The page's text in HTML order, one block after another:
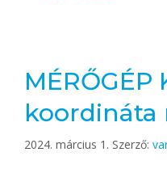
MÉRŐGÉP
koordináta
2024. március 1. Szerző: